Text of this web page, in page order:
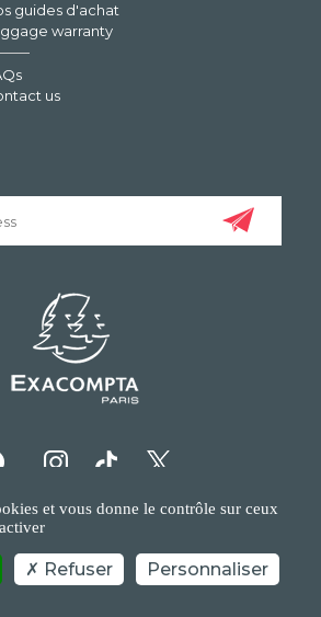
guides d'achat
warranty
us
PERSONAL DATA POLICY CONTACT US
et vous donne le contrôle sur ceux
Refuser Personnaliser